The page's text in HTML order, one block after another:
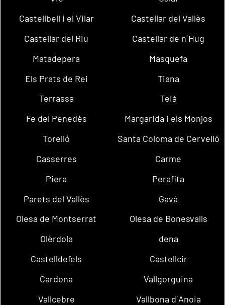
Castellbell i el Vilar
Castellar del Vallès
Castellar del Riu
Castellar de n´Hug
Matadepera
Masquefa
Els Prats de Rei
Tiana
Terrassa
Teià
Fe del Penedès
Margarida i els Monjos
Torelló
Santa Coloma de Cervelló
Casserres
Carme
Piera
Perafita
Parets del Vallès
Gavà
Olesa de Montserrat
Olesa de Bonesvalls
Olèrdola
dena
Castelldefels
Castellcir
Cardona
Vallgorguina
Vallcebre
Vallbona d´Anoia